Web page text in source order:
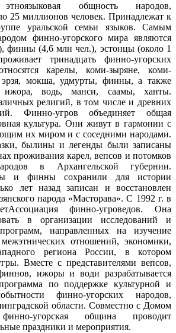
общность народов,
25 миллионов человек. Принадлежат к
уральской семьи языков. Самым
финно-угорского мира являются
финны (4,6 млн чел.), эстонцы (около 1
тринадцать финно-угорских
карелы, коми-зыряне, коми-
мокша, удмурты, финны, а также
ижора, водь, манси, саамы, ханты.
религий, в том числе и древних
Финно-угров объединяет общая
культура. Они живут в гармонии с
их миром и с соседними народами.
былины и легенды были записаны
проживания карел, вепсов и потомков
в Архангельской губернии.
и финны сохранили для истории
лет назад записан и восстановлен
народа «Масторава». С 1992 г. в
финно-угроведов. Она
в организации исследований и
программ, направленных на изучение
отношений, экономики,
региона России, в котором
Вместе с представителями вепсов,
ижоры и води разрабатывается
по поддержке культурной и
финно-угорских народов,
области. Совместно с Домом
финно-угорская община проводит
праздники и мероприятия.